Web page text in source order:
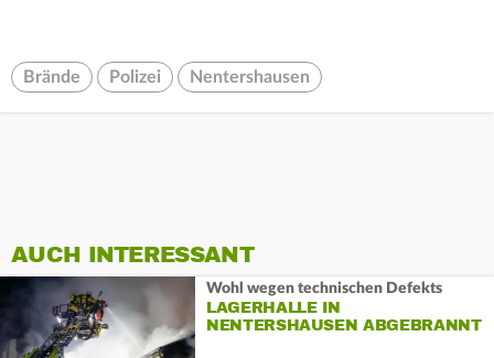
Brände Polizei Nentershausen
AUCH INTERESSANT
Wohl wegen technischen Defekts
LAGERHALLE IN
NENTERSHAUSEN ABGEBRANNT